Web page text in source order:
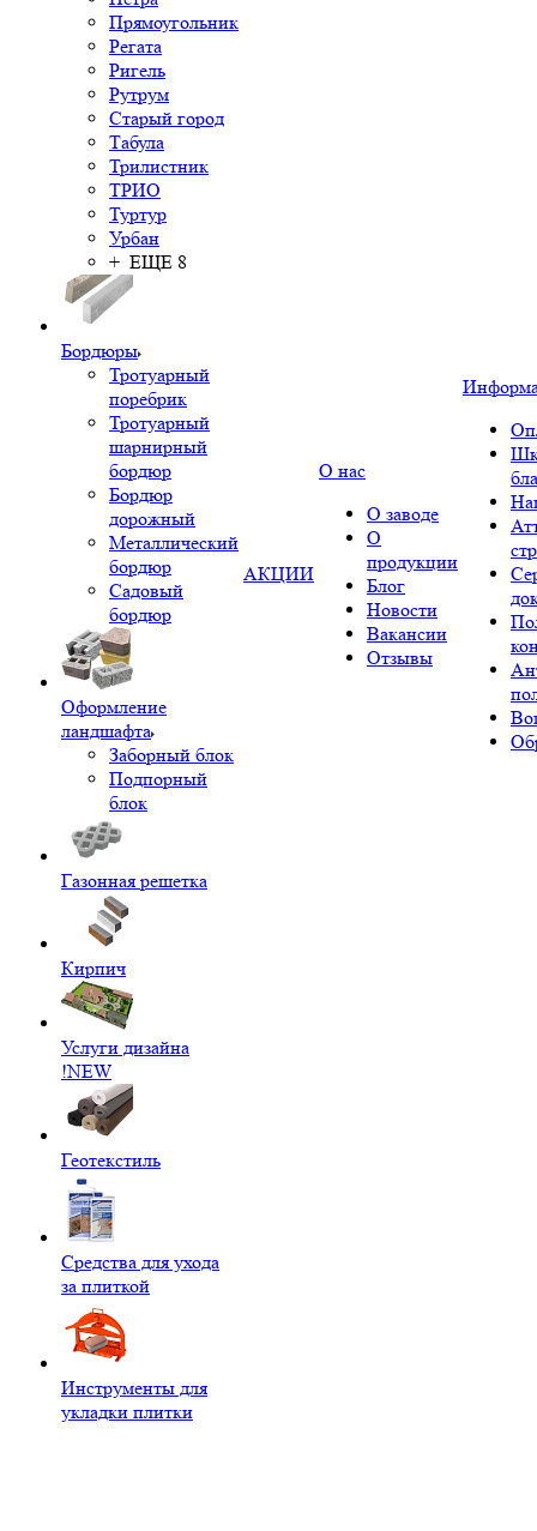
Прямоугольник
Регата
Ригель
Рутрум
Старый город
Табула
Трилистник
ТРИО
Туртур
Урбан
+ ЕЩЕ 8
Бордюры
Тротуарный
поребрик
Тротуарный
шарнирный
бордюр
Бордюр
дорожный
Металлический
бордюр
Садовый
бордюр
Оформление
ландшафта
Заборный блок
Подпорный
блок
Газонная решетка
Кирпич
Услуги дизайна
!NEW
Геотекстиль
Средства для ухода
за плиткой
Инструменты для
укладки плитки
АКЦИИ
О нас
О заводе
О
продукции
Блог
Новости
Вакансии
Отзывы